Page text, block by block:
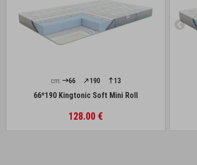
cm: 66 190 13
66*190 Kingtonic Soft Mini Roll
128.00 €